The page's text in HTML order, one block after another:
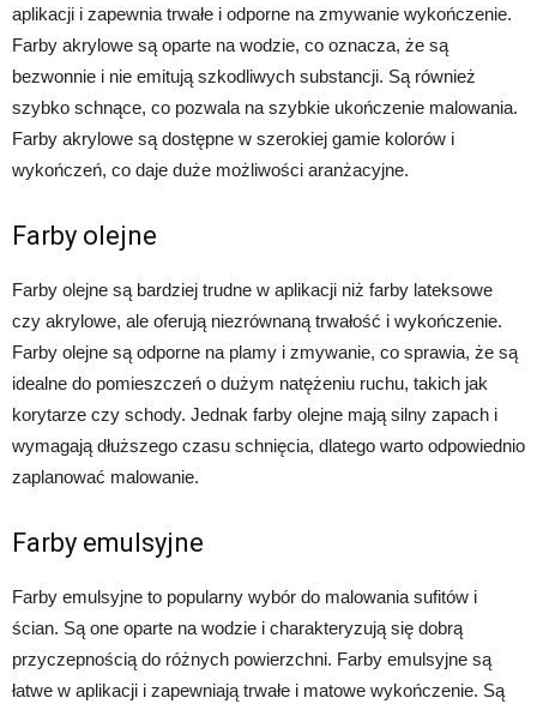
aplikacji i zapewnia trwałe i odporne na zmywanie wykończenie.
Farby akrylowe są oparte na wodzie, co oznacza, że są
bezwonnie i nie emitują szkodliwych substancji. Są również
szybko schnące, co pozwala na szybkie ukończenie malowania.
Farby akrylowe są dostępne w szerokiej gamie kolorów i
wykończeń, co daje duże możliwości aranżacyjne.
Farby olejne
Farby olejne są bardziej trudne w aplikacji niż farby lateksowe
czy akrylowe, ale oferują niezrównaną trwałość i wykończenie.
Farby olejne są odporne na plamy i zmywanie, co sprawia, że są
idealne do pomieszczeń o dużym natężeniu ruchu, takich jak
korytarze czy schody. Jednak farby olejne mają silny zapach i
wymagają dłuższego czasu schnięcia, dlatego warto odpowiednio
zaplanować malowanie.
Farby emulsyjne
Farby emulsyjne to popularny wybór do malowania sufitów i
ścian. Są one oparte na wodzie i charakteryzują się dobrą
przyczepnością do różnych powierzchni. Farby emulsyjne są
łatwe w aplikacji i zapewniają trwałe i matowe wykończenie. Są